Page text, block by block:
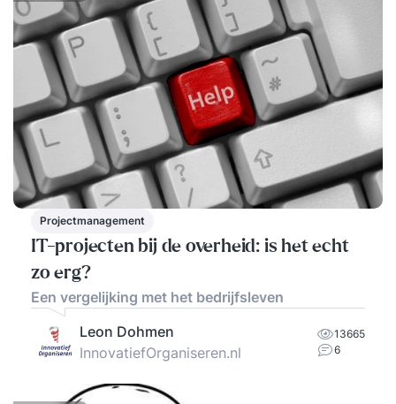
Projectmanagement
IT-projecten bij de overheid: is het echt
zo erg?
Een vergelijking met het bedrijfsleven
Leon Dohmen
InnovatiefOrganiseren.nl
13665
6